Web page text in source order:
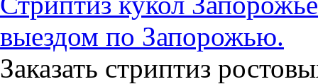
выездом по Запорожью.
Заказать стриптиз